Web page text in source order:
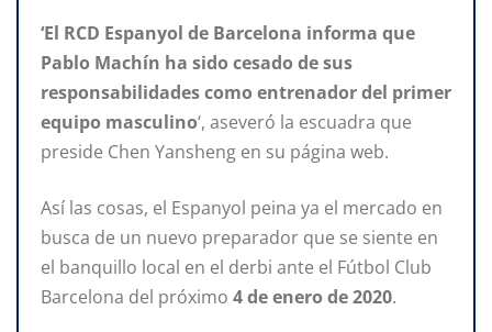
‘El RCD Espanyol de Barcelona informa que
Pablo Machín ha sido cesado de sus
responsabilidades como entrenador del primer
equipo masculino‘, aseveró la escuadra que
preside Chen Yansheng en su página web.
Así las cosas, el Espanyol peina ya el mercado en
busca de un nuevo preparador que se siente en
el banquillo local en el derbi ante el Fútbol Club
Barcelona del próximo 4 de enero de 2020.